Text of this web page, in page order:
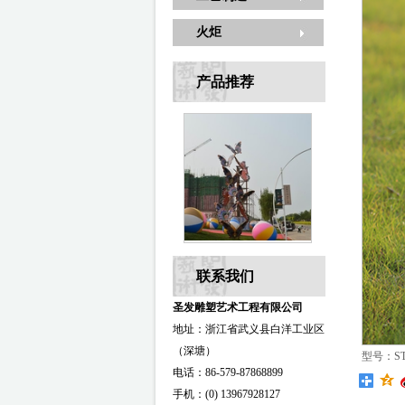
火炬
产品推荐
联系我们
圣发雕塑艺术工程有限公司
地址：浙江省武义县白洋工业区
（深塘）
电话：86-579-87868899
手机：(0) 13967928127
型号：